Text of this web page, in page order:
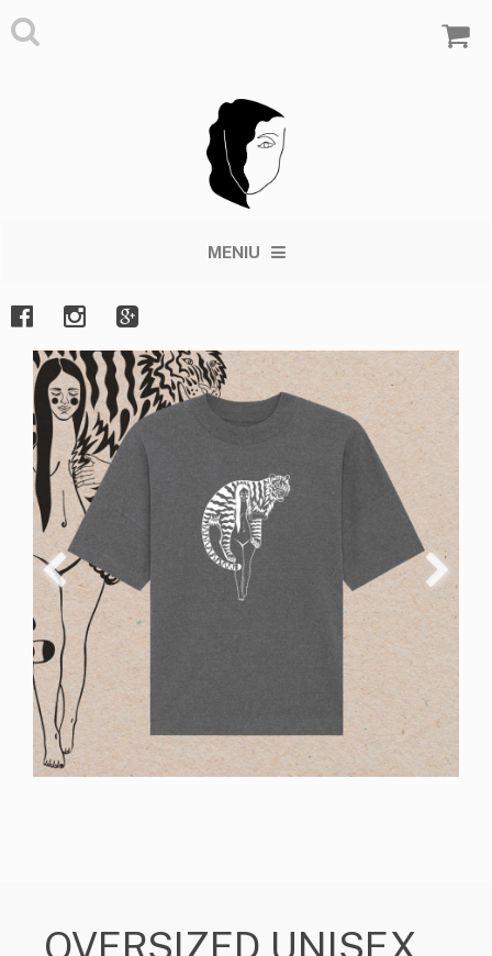
MENIU
OVERSIZED UNISEX